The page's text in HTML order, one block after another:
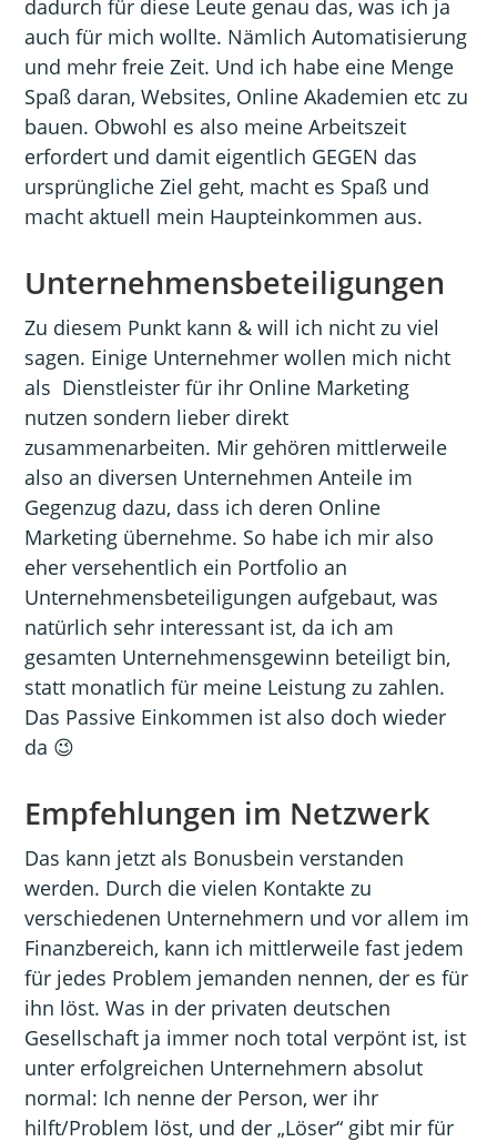
dadurch für diese Leute genau das, was ich ja
auch für mich wollte. Nämlich Automatisierung
und mehr freie Zeit. Und ich habe eine Menge
Spaß daran, Websites, Online Akademien etc zu
bauen. Obwohl es also meine Arbeitszeit
erfordert und damit eigentlich GEGEN das
ursprüngliche Ziel geht, macht es Spaß und
macht aktuell mein Haupteinkommen aus.
Unternehmensbeteiligungen
Zu diesem Punkt kann & will ich nicht zu viel
sagen. Einige Unternehmer wollen mich nicht
als Dienstleister für ihr Online Marketing
nutzen sondern lieber direkt
zusammenarbeiten. Mir gehören mittlerweile
also an diversen Unternehmen Anteile im
Gegenzug dazu, dass ich deren Online
Marketing übernehme. So habe ich mir also
eher versehentlich ein Portfolio an
Unternehmensbeteiligungen aufgebaut, was
natürlich sehr interessant ist, da ich am
gesamten Unternehmensgewinn beteiligt bin,
statt monatlich für meine Leistung zu zahlen.
Das Passive Einkommen ist also doch wieder
da 😉
Empfehlungen im Netzwerk
Das kann jetzt als Bonusbein verstanden
werden. Durch die vielen Kontakte zu
verschiedenen Unternehmern und vor allem im
Finanzbereich, kann ich mittlerweile fast jedem
für jedes Problem jemanden nennen, der es für
ihn löst. Was in der privaten deutschen
Gesellschaft ja immer noch total verpönt ist, ist
unter erfolgreichen Unternehmern absolut
normal: Ich nenne der Person, wer ihr
hilft/Problem löst, und der „Löser“ gibt mir für